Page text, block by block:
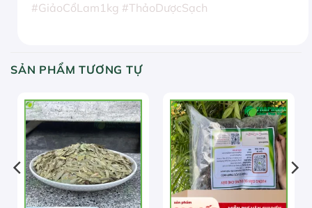
#GiảoCổLam1kg #ThảoDượcSạch
SẢN PHẨM TƯƠNG TỰ